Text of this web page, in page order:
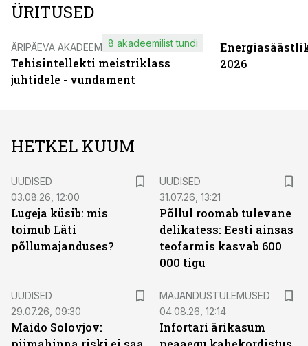
ÜRITUSED
ÄRIPÄEVA AKADEEMIA
Tehisintellekti meistriklass
juhtidele - vundament
8 akadeemilist tundi
2026
HETKEL KUUM
UUDISED
03.08.26, 12:00
Lugeja küsib: mis
toimub Läti
põllumajanduses?
UUDISED
31.07.26, 13:21
Põllul roomab tulevane
delikatess: Eesti ainsas
teofarmis kasvab 600
000 tigu
UUDISED
29.07.26, 09:30
Maido Solovjov:
MAJANDUSTULEMUSED
04.08.26, 12:14
Infortari ärikasum